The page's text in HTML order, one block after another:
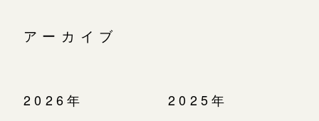
アーカイブ
2026年 2025年